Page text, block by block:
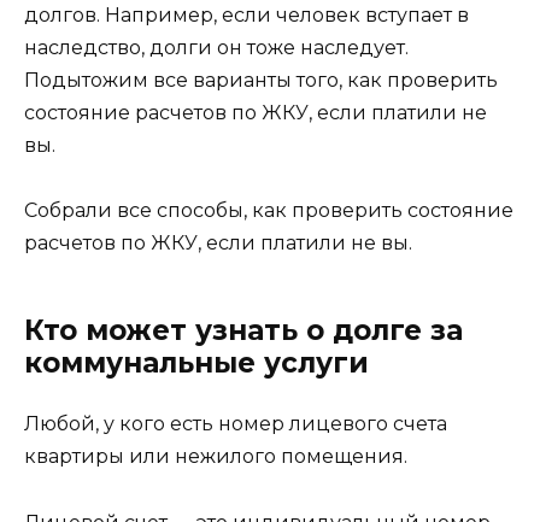
долгов. Например, если человек вступает в
наследство, долги он тоже наследует.
Подытожим все варианты того, как проверить
состояние расчетов по ЖКУ, если платили не
вы.
Собрали все способы, как проверить состояние
расчетов по ЖКУ, если платили не вы.
Кто может узнать о долге за
коммунальные услуги
Любой, у кого есть номер лицевого счета
квартиры или нежилого помещения.